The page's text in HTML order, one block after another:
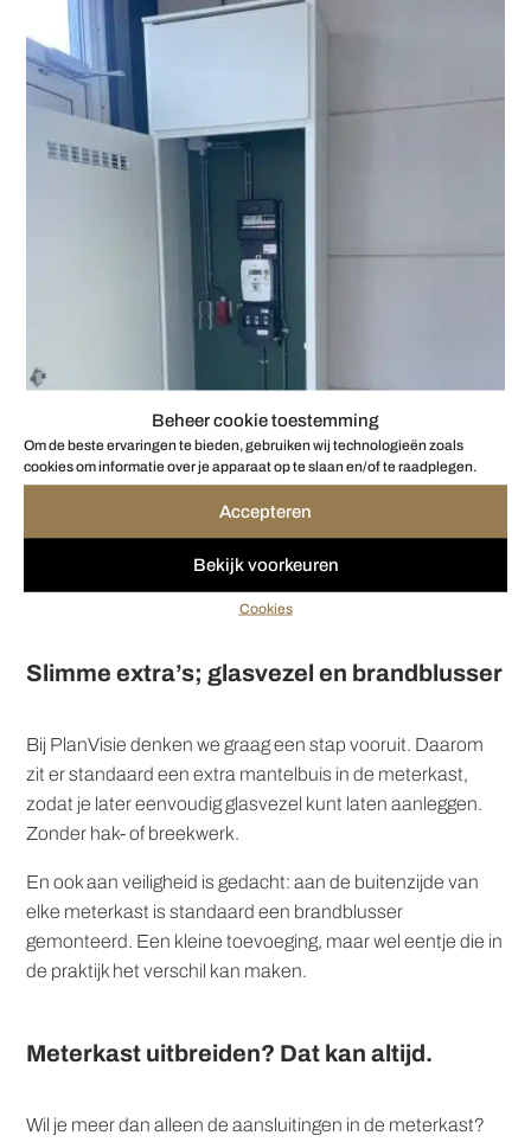
Beheer cookie toestemming
Om de beste ervaringen te bieden, gebruiken wij technologieën zoals
cookies om informatie over je apparaat op te slaan en/of te raadplegen.
Accepteren
Bekijk voorkeuren
Cookies
Slimme extra’s; glasvezel en brandblusser
Bij PlanVisie denken we graag een stap vooruit. Daarom
zit er standaard een extra mantelbuis in de meterkast,
zodat je later eenvoudig glasvezel kunt laten aanleggen.
Zonder hak- of breekwerk.
En ook aan veiligheid is gedacht: aan de buitenzijde van
elke meterkast is standaard een brandblusser
gemonteerd. Een kleine toevoeging, maar wel eentje die in
de praktijk het verschil kan maken.
Meterkast uitbreiden? Dat kan altijd.
Wil je meer dan alleen de aansluitingen in de meterkast?